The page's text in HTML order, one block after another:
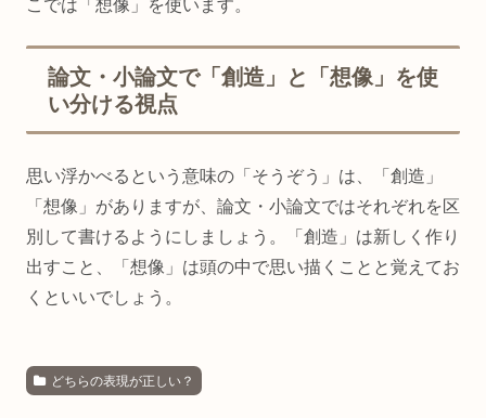
こでは「想像」を使います。
論文・小論文で「創造」と「想像」を使
い分ける視点
思い浮かべるという意味の「そうぞう」は、「創造」
「想像」がありますが、論文・小論文ではそれぞれを区
別して書けるようにしましょう。「創造」は新しく作り
出すこと、「想像」は頭の中で思い描くことと覚えてお
くといいでしょう。
どちらの表現が正しい？